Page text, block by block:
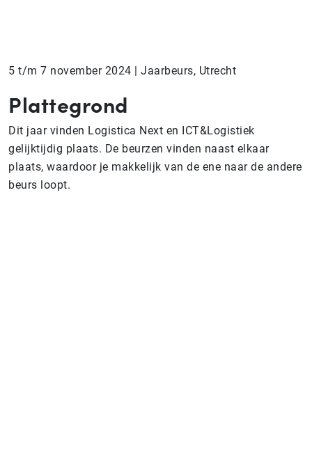
5 t/m 7 november 2024 | Jaarbeurs, Utrecht
Plattegrond
Dit jaar vinden Logistica Next en ICT&Logistiek
gelijktijdig plaats. De beurzen vinden naast elkaar
plaats, waardoor je makkelijk van de ene naar de andere
beurs loopt.